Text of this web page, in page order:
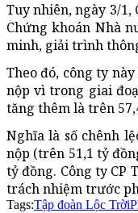
Tuy nhiên, ngày 3/1,
Chứng khoán Nhà
minh, giải trình
Theo đó, công ty
nộp vì trong giai
tăng thêm là trên
Nghĩa là số chênh
nộp (trên 51,1 tỷ
tỷ đồng. Công ty CP
trách nhiệm trước
Tags:Tập đoàn Lộc Trời